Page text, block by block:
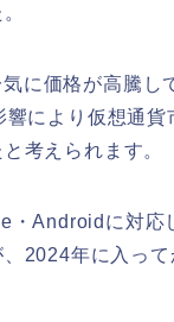
に価格が高騰し
により仮想通貨
考えられます。
・Androidに対応
2024年に入って